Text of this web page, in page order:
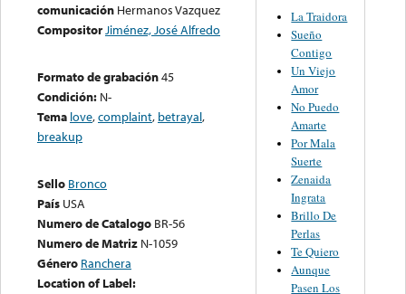
comunicación Hermanos Vazquez
CompositorJiménez, José Alfredo
Formato de grabación45
Condición: N-
Tema love,complaint, betrayal,
breakup
Sello Bronco
País USA
Numero de Catalogo BR-56
Numero de Matriz N-1059
Género Ranchera
Location of Label:
La Traidora
Sueño
Contigo
Un Viejo
Amor
No Puedo
Amarte
Por Mala
Suerte
Zenaida
Ingrata
Brillo De
Perlas
Te Quiero
Aunque
Pasen Los